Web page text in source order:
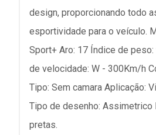
design, proporcionando todo
esportividade para o veículo.
Sport+ Aro: 17 Índice de
de velocidade: W - 300Km/h
Tipo: Sem camara Aplicação:
Tipo de desenho: Assimetrico
pretas.